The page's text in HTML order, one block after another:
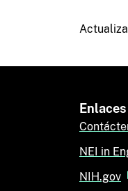
NEI in
NIH.gov